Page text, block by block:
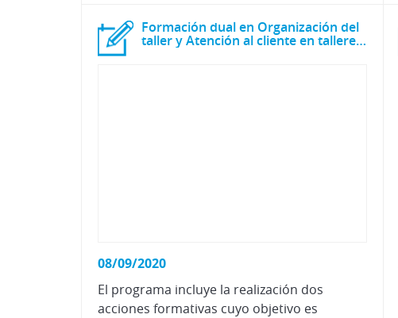
Formación dual en Organización del
taller y Atención al cliente en talleres y concesionarios
08/09/2020
El programa incluye la realización dos
acciones formativas cuyo objetivo es